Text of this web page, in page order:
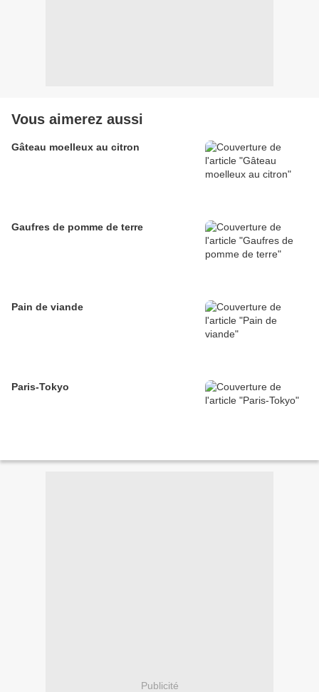
Vous aimerez aussi
Gâteau moelleux au citron
Gaufres de pomme de terre
Pain de viande
Paris-Tokyo
Publicité